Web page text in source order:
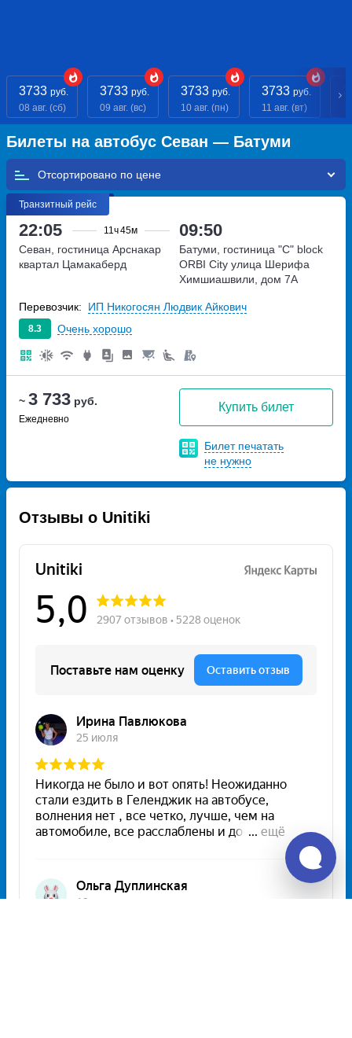
3733 руб.
08 авг. (сб)
3733 руб.
09 авг. (вс)
3733 руб.
10 авг. (пн)
3733 руб.
11 авг. (вт)
Билеты на автобус Севан — Батуми
Отсортировано по
Транзитный рейс
22:05 11ч45м 09:50
~ 3 733 руб.
Ежедневно
Купить билет
Билет печатать
не нужно
Севан, гостиница Арснакар
квартал Цамакаберд
Батуми, гостиница "C" block
ORBI City улица Шерифа
Химшиашвили, дом 7А
8.3 Очень хорошо
Перевозчик: ИП Никогосян Людвик Айкович
Отзывы о Unitiki